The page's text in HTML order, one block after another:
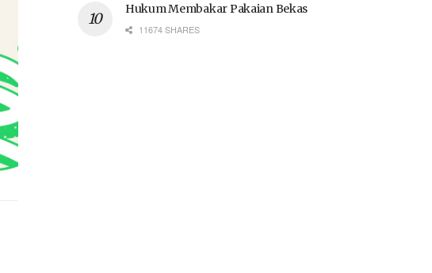
Hukum Membakar Pakaian Bekas
11674 SHARES